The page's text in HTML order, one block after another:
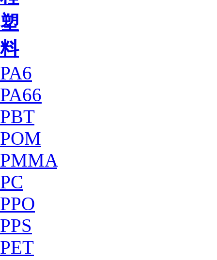
塑
料
PA6
PA66
PBT
POM
PMMA
PC
PPO
PPS
PET